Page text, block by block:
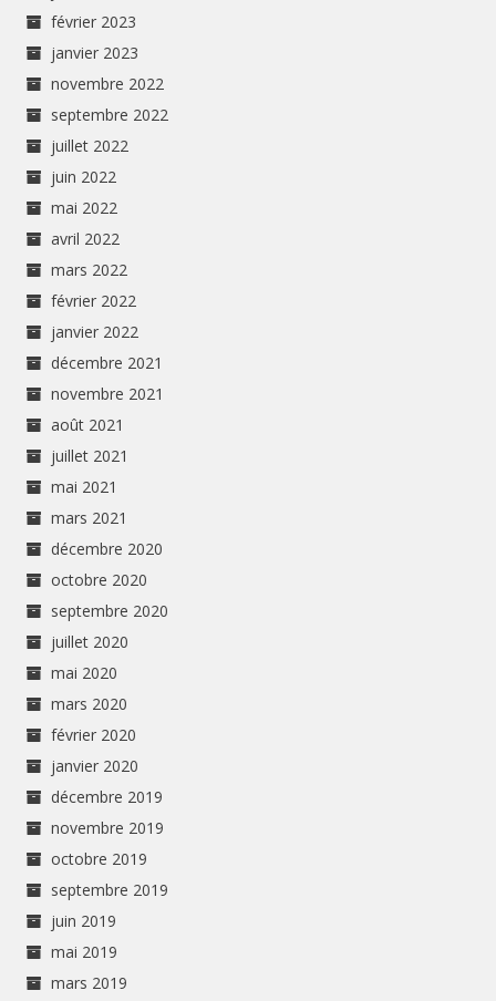
février 2023
janvier 2023
novembre 2022
septembre 2022
juillet 2022
juin 2022
mai 2022
avril 2022
mars 2022
février 2022
janvier 2022
décembre 2021
novembre 2021
août 2021
juillet 2021
mai 2021
mars 2021
décembre 2020
octobre 2020
septembre 2020
juillet 2020
mai 2020
mars 2020
février 2020
janvier 2020
décembre 2019
novembre 2019
octobre 2019
septembre 2019
juin 2019
mai 2019
mars 2019